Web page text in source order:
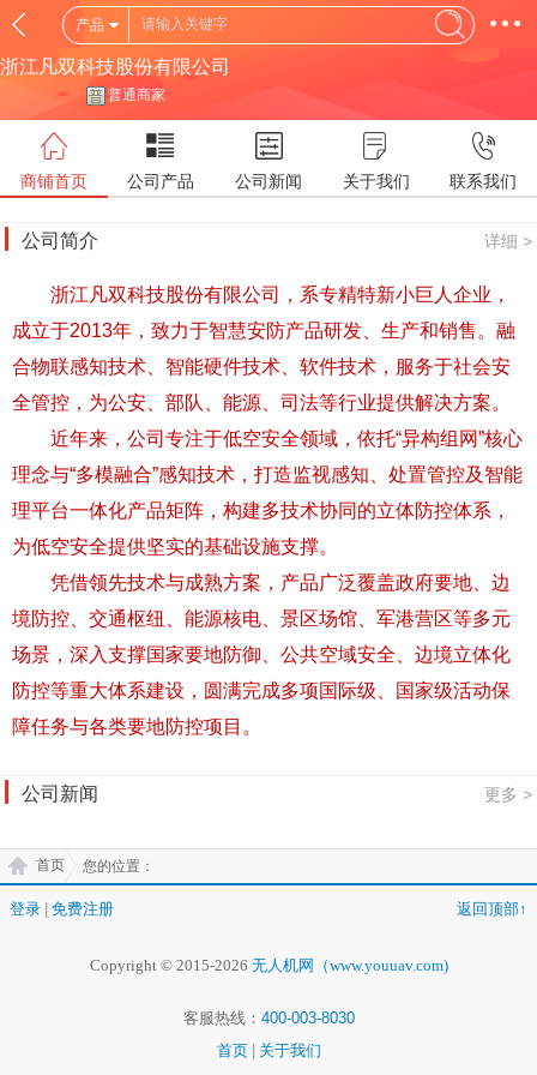
产品
浙江凡双科技股份有限公司
普通商家
商铺首页 公司产品 公司新闻 关于我们 联系我们
公司简介 详细 >
浙江凡双科技股份有限公司，系专精特新小巨人企业，
成立于2013年，致力于智慧安防产品研发、生产和销售。融
合物联感知技术、智能硬件技术、软件技术，服务于社会安
全管控，为公安、部队、能源、司法等行业提供解决方案。
近年来，公司专注于低空安全领域，依托“异构组网”核心
理念与“多模融合”感知技术，打造监视感知、处置管控及智能
理平台一体化产品矩阵，构建多技术协同的立体防控体系，
为低空安全提供坚实的基础设施支撑。
凭借领先技术与成熟方案，产品广泛覆盖政府要地、边
境防控、交通枢纽、能源核电、景区场馆、军港营区等多元
场景，深入支撑国家要地防御、公共空域安全、边境立体化
防控等重大体系建设，圆满完成多项国际级、国家级活动保
障任务与各类要地防控项目。
公司新闻 更多 >
您的位置：
首页
登录 免费注册 返回顶部↑
Copyright © 2015-2026 无人机网（www.youuav.com)
客服热线： 400-003-8030
首页
关于我们